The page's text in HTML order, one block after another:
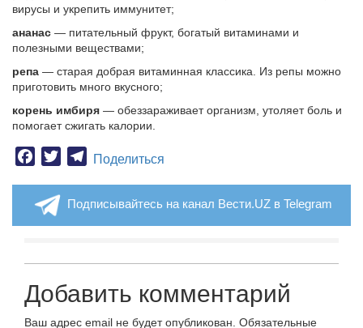
вирусы и укрепить иммунитет;
ананас — питательный фрукт, богатый витаминами и
полезными веществами;
репа — старая добрая витаминная классика. Из репы можно
приготовить много вкусного;
корень имбиря — обеззараживает организм, утоляет боль и
помогает сжигать калории.
Facebook
TwitterTelegram
Поделиться
Подписывайтесь на канал Вести.UZ в Telegram
Добавить комментарий
Ваш адрес email не будет опубликован. Обязательные